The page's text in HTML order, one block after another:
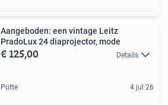
Aangeboden: een vintage Leitz
PradoLux 24 diaprojector, mode
€ 125,00 Details
Putte 4 jul 26